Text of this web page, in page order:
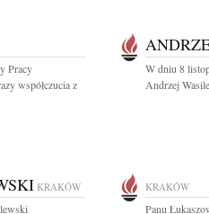
Pracy
współczucia z
W dniu 8
Andrzej
KRAKÓW KRAKÓW
Panu